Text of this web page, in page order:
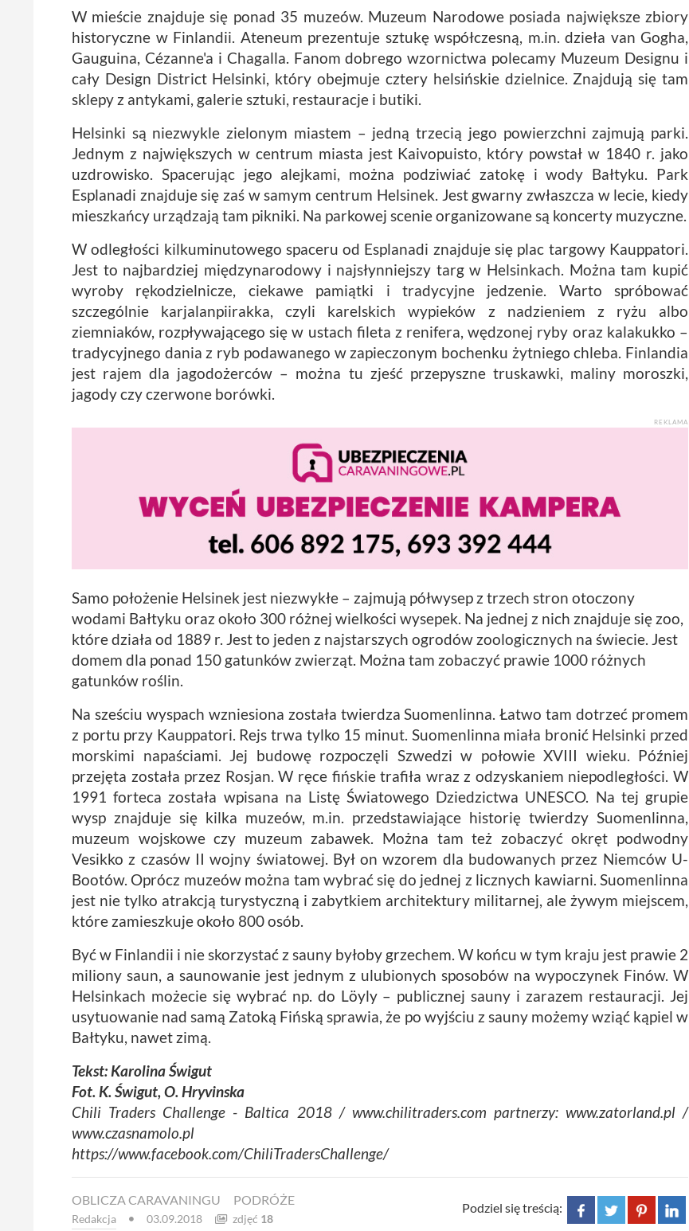
W mieście znajduje się ponad 35 muzeów. Muzeum Narodowe posiada największe zbiory
historyczne w Finlandii. Ateneum prezentuje sztukę współczesną, m.in. dzieła van Gogha,
Gauguina, Cézanne'a i Chagalla. Fanom dobrego wzornictwa polecamy Muzeum Designu i
cały Design District Helsinki, który obejmuje cztery helsińskie dzielnice. Znajdują się tam
sklepy z antykami, galerie sztuki, restauracje i butiki.
Helsinki są niezwykle zielonym miastem – jedną trzecią jego powierzchni zajmują parki.
Jednym z największych w centrum miasta jest Kaivopuisto, który powstał w 1840 r. jako
uzdrowisko. Spacerując jego alejkami, można podziwiać zatokę i wody Bałtyku. Park
Esplanadi znajduje się zaś w samym centrum Helsinek. Jest gwarny zwłaszcza w lecie, kiedy
mieszkańcy urządzają tam pikniki. Na parkowej scenie organizowane są koncerty muzyczne.
W odległości kilkuminutowego spaceru od Esplanadi znajduje się plac targowy Kauppatori.
Jest to najbardziej międzynarodowy i najsłynniejszy targ w Helsinkach. Można tam kupić
wyroby rękodzielnicze, ciekawe pamiątki i tradycyjne jedzenie. Warto spróbować
szczególnie karjalanpiirakka, czyli karelskich wypieków z nadzieniem z ryżu albo
ziemniaków, rozpływającego się w ustach fileta z renifera, wędzonej ryby oraz kalakukko –
tradycyjnego dania z ryb podawanego w zapieczonym bochenku żytniego chleba. Finlandia
jest rajem dla jagodożerców – można tu zjeść przepyszne truskawki, maliny moroszki,
jagody czy czerwone borówki.
REKLAMA
Samo położenie Helsinek jest niezwykłe – zajmują półwysep z trzech stron otoczony
wodami Bałtyku oraz około 300 różnej wielkości wysepek. Na jednej z nich znajduje się zoo,
które działa od 1889 r. Jest to jeden z najstarszych ogrodów zoologicznych na świecie. Jest
domem dla ponad 150 gatunków zwierząt. Można tam zobaczyć prawie 1000 różnych
gatunków roślin.
Na sześciu wyspach wzniesiona została twierdza Suomenlinna. Łatwo tam dotrzeć promem
z portu przy Kauppatori. Rejs trwa tylko 15 minut. Suomenlinna miała bronić Helsinki przed
morskimi napaściami. Jej budowę rozpoczęli Szwedzi w połowie XVIII wieku. Później
przejęta została przez Rosjan. W ręce fińskie trafiła wraz z odzyskaniem niepodległości. W
1991 forteca została wpisana na Listę Światowego Dziedzictwa UNESCO. Na tej grupie
wysp znajduje się kilka muzeów, m.in. przedstawiające historię twierdzy Suomenlinna,
muzeum wojskowe czy muzeum zabawek. Można tam też zobaczyć okręt podwodny
Vesikko z czasów II wojny światowej. Był on wzorem dla budowanych przez Niemców U-
Bootów. Oprócz muzeów można tam wybrać się do jednej z licznych kawiarni. Suomenlinna
jest nie tylko atrakcją turystyczną i zabytkiem architektury militarnej, ale żywym miejscem,
które zamieszkuje około 800 osób.
Być w Finlandii i nie skorzystać z sauny byłoby grzechem. W końcu w tym kraju jest prawie 2
miliony saun, a saunowanie jest jednym z ulubionych sposobów na wypoczynek Finów. W
Helsinkach możecie się wybrać np. do Löyly – publicznej sauny i zarazem restauracji. Jej
usytuowanie nad samą Zatoką Fińską sprawia, że po wyjściu z sauny możemy wziąć kąpiel w
Bałtyku, nawet zimą.
Tekst: Karolina Świgut
Fot. K. Świgut, O. Hryvinska
Chili Traders Challenge - Baltica 2018 / www.chilitraders.com partnerzy: www.zatorland.pl /
www.czasnamolo.pl
https://www.facebook.com/ChiliTradersChallenge/
OBLICZA CARAVANINGU PODRÓŻE
Redakcja 03.09.2018 zdjęć 18
Podziel się treścią: